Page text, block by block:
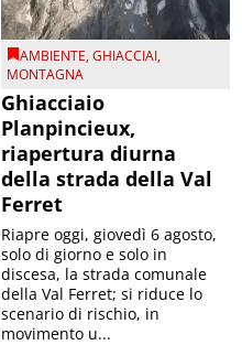
AMBIENTE,GHIACCIAI,
MONTAGNA
Ghiacciaio
Planpincieux,
riapertura diurna
della strada della Val
Ferret
Riapre oggi, giovedì 6 agosto,
solo di giorno e solo in
discesa, la strada comunale
della Val Ferret; si riduce lo
scenario di rischio, in
movimento u...